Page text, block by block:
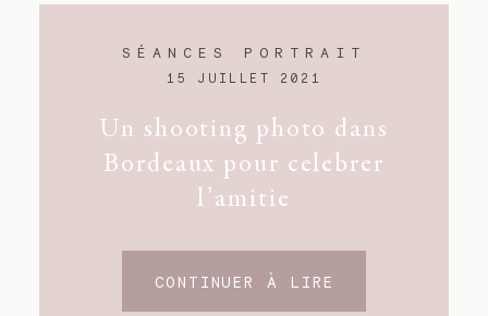
SÉANCES PORTRAIT
15 JUILLET 2021
Un shooting photo dans
Bordeaux pour celebrer
l’amitie
CONTINUER À LIRE